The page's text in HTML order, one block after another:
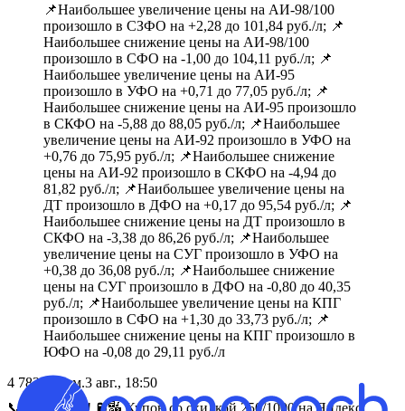
📌Наибольшее увеличение цены на АИ-98/100
произошло в СЗФО на +2,28 до 101,84 руб./л; 📌
Наибольшее снижение цены на АИ-98/100
произошло в СФО на -1,00 до 104,11 руб./л; 📌
Наибольшее увеличение цены на АИ-95
произошло в УФО на +0,71 до 77,05 руб./л; 📌
Наибольшее снижение цены на АИ-95 произошло
в СКФО на -5,88 до 88,05 руб./л; 📌Наибольшее
увеличение цены на АИ-92 произошло в УФО на
+0,76 до 75,95 руб./л; 📌Наибольшее снижение
цены на АИ-92 произошло в СКФО на -4,94 до
81,82 руб./л; 📌Наибольшее увеличение цены на
ДТ произошло в ДФО на +0,17 до 95,54 руб./л; 📌
Наибольшее снижение цены на ДТ произошло в
СКФО на -3,38 до 86,26 руб./л; 📌Наибольшее
увеличение цены на СУГ произошло в УФО на
+0,38 до 36,08 руб./л; 📌Наибольшее снижение
цены на СУГ произошло в ДФО на -0,80 до 40,35
руб./л; 📌Наибольшее увеличение цены на КПГ
произошло в СФО на +1,30 до 33,73 руб./л; 📌
Наибольшее снижение цены на КПГ произошло в
ЮФО на -0,08 до 29,11 руб./л
4 783просм.3 авг., 18:50
📞 Срочно t2! ⛽️🔣 Купон со скидкой 250/1000 на Яндекс